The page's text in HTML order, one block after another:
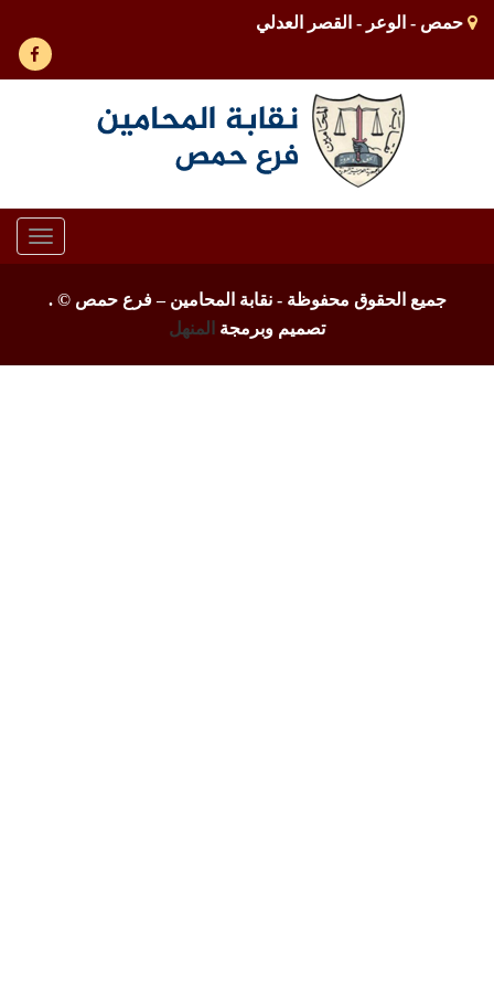
حمص - الوعر - القصر العدلي
جميع الحقوق محفوظة - نقابة المحامين – فرع حمص ©.
تصميم وبرمجة
المنهل